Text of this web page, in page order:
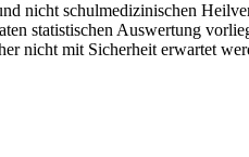
nicht schulmedizinischen
statistischen Auswertung
nicht mit Sicherheit erwartet